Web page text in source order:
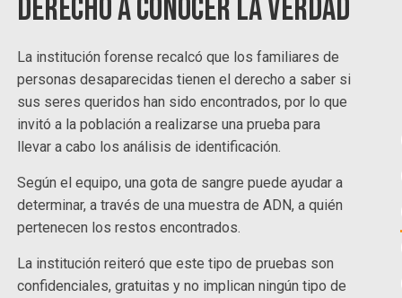
Derecho a conocer la verdad
La institución forense recalcó que los familiares de
personas desaparecidas tienen el derecho a saber si
sus seres queridos han sido encontrados, por lo que
invitó a la población a realizarse una prueba para
llevar a cabo los análisis de identificación.
Según el equipo, una gota de sangre puede ayudar a
determinar, a través de una muestra de ADN, a quién
pertenecen los restos encontrados.
La institución reiteró que este tipo de pruebas son
confidenciales, gratuitas y no implican ningún tipo de